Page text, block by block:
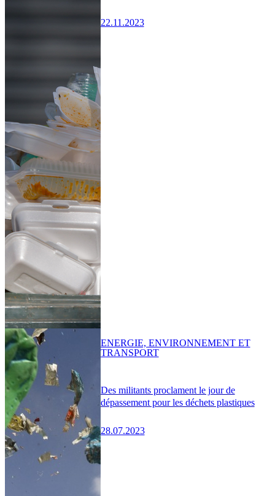
22.11.2023
Des militants proclament le jour de
dépassement pour les déchets plastiques
28.07.2023
ENERGIE, ENVIRONNEMENT ET
TRANSPORT